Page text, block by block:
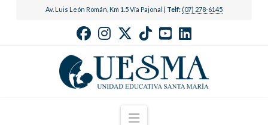
Av. Luis León Román, Km 1.5 Vía Pajonal | Telf: (07) 278-6145
Navigation